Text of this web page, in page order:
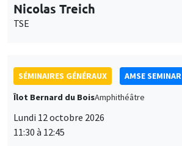
Nicolas Treich
TSE
SÉMINAIRES GÉNÉRAUX
AMSE SEMINAR
Îlot Bernard du BoisAmphithéâtre
Lundi 12 octobre 2026
11:30 à 12:45